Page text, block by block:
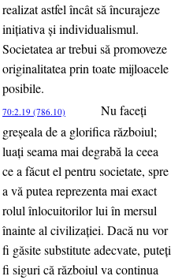
realizat astfel încât să încurajeze
iniţiativa şi individualismul.
Societatea ar trebui să promoveze
originalitatea prin toate mijloacele
posibile.
70:2.19 (786.10)
Nu faceţi
greşeala de a glorifica războiul;
luaţi seama mai degrabă la ceea
ce a făcut el pentru societate, spre
a vă putea reprezenta mai exact
rolul înlocuitorilor lui în mersul
înainte al civilizaţiei. Dacă nu vor
fi găsite substitute adecvate, puteţi
fi siguri că războiul va continua